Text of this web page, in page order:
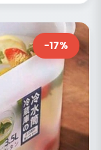
-17%